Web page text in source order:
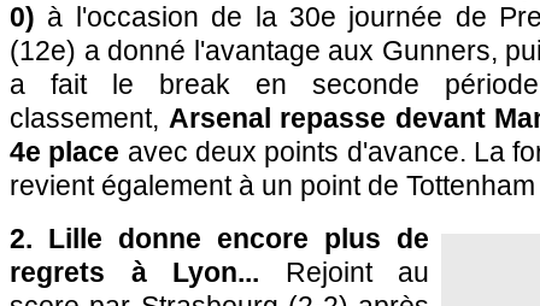
0) à l'occasion de la 30e journée de
(12e) a donné l'avantage aux Gunners,
a fait le break en seconde
classement, Arsenal repasse devant
4e place avec deux points d'avance. La
revient également à un point de
2. Lille donne encore plus de
regrets à Lyon... Rejoint au